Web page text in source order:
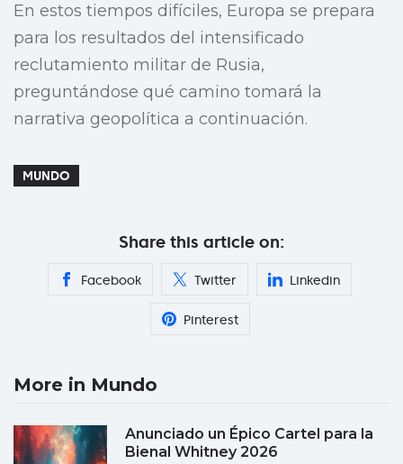
En estos tiempos difíciles, Europa se prepara
para los resultados del intensificado
reclutamiento militar de Rusia,
preguntándose qué camino tomará la
narrativa geopolítica a continuación.
MUNDO
Share this article on:
Facebook Twitter Linkedin
Pinterest
More in Mundo
Anunciado un Épico Cartel para la
Bienal Whitney 2026